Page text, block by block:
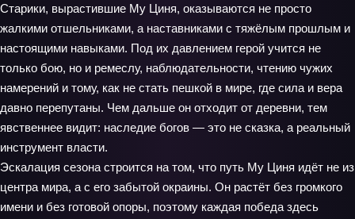
Старики, вырастившие Му Циня, оказываются не просто
жалкими отшельниками, а наставниками с тяжёлым прошлым и
настоящими навыками. Под их давлением герой учится не
только бою, но и ремеслу, наблюдательности, чтению чужих
намерений и тому, как не стать пешкой в мире, где сила и вера
давно перепутаны. Чем дальше он отходит от деревни, тем
явственнее видит: наследие богов — это не сказка, а реальный
инструмент власти.
Эскалация сезона строится на том, что путь Му Циня идёт не из
центра мира, а с его забытой окраины. Он растёт без громкого
имени и без готовой опоры, поэтому каждая победа здесь